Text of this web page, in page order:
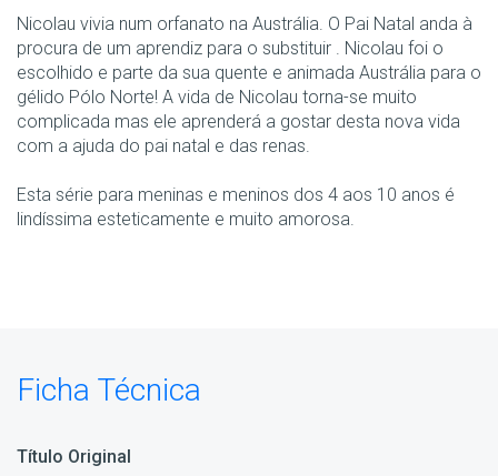
Nicolau vivia num orfanato na Austrália. O Pai Natal anda à
procura de um aprendiz para o substituir . Nicolau foi o
escolhido e parte da sua quente e animada Austrália para o
gélido Pólo Norte! A vida de Nicolau torna-se muito
complicada mas ele aprenderá a gostar desta nova vida
com a ajuda do pai natal e das renas.
Esta série para meninas e meninos dos 4 aos 10 anos é
lindíssima esteticamente e muito amorosa.
Ficha Técnica
Título Original